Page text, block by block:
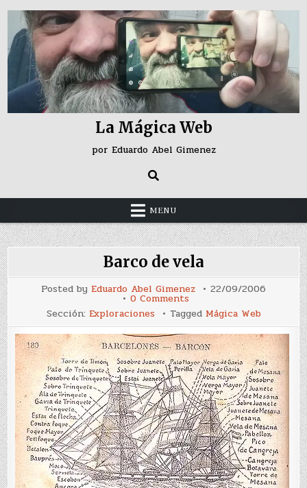
Skip
content
La Mágica Web
por Eduardo Abel Gimenez
MENU
Barco de vela
Posted by Eduardo Abel Gimenez 22/09/2006
0 Commentson
Barco
de
vela
Sección: Exploraciones Tagged Mágica Web